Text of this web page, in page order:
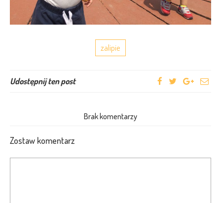
zalipie
Udostępnij ten post
Brak komentarzy
Zostaw komentarz